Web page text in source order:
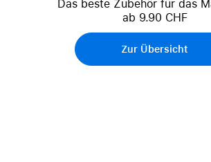
Das beste Zubehör für das
ab 9.90 CHF
Zur Übersicht